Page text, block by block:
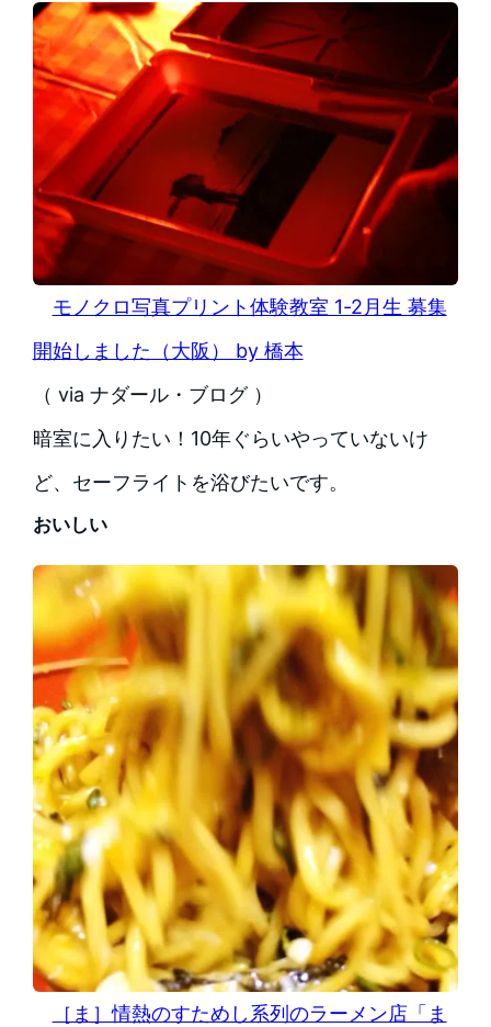
モノクロ写真プリント体験教室 1-2月生 募集
開始しました（大阪） by 橋本
（ via ナダール・ブログ ）
暗室に入りたい！10年ぐらいやっていないけ
ど、セーフライトを浴びたいです。
おいしい
［ま］情熱のすためし系列のラーメン店「ま